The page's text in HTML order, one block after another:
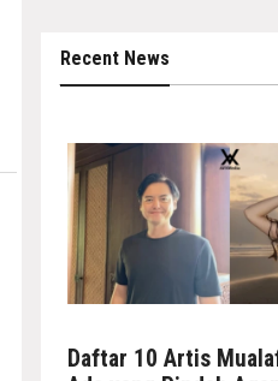
Recent News
Daftar 10 Artis